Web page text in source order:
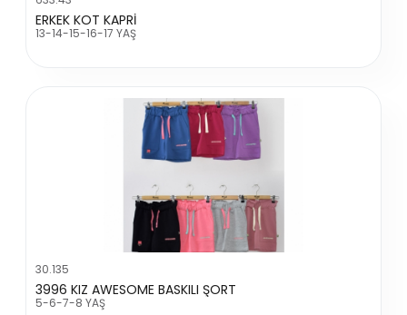
ERKEK KOT KAPRİ
13-14-15-16-17 YAŞ
30.135
3996 KIZ AWESOME BASKILI ŞORT
5-6-7-8 YAŞ